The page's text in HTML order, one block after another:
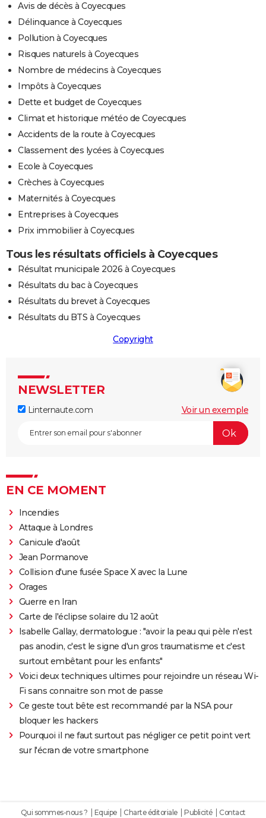
Avis de décès à Coyecques
Délinquance à Coyecques
Pollution à Coyecques
Risques naturels à Coyecques
Nombre de médecins à Coyecques
Impôts à Coyecques
Dette et budget de Coyecques
Climat et historique météo de Coyecques
Accidents de la route à Coyecques
Classement des lycées à Coyecques
Ecole à Coyecques
Crèches à Coyecques
Maternités à Coyecques
Entreprises à Coyecques
Prix immobilier à Coyecques
Tous les résultats officiels à Coyecques
Résultat municipale 2026 à Coyecques
Résultats du bac à Coyecques
Résultats du brevet à Coyecques
Résultats du BTS à Coyecques
Copyright
NEWSLETTER
Linternaute.com Voir un exemple
EN CE MOMENT
Incendies
Attaque à Londres
Canicule d'août
Jean Pormanove
Collision d'une fusée Space X avec la Lune
Orages
Guerre en Iran
Carte de l'éclipse solaire du 12 août
Isabelle Gallay, dermatologue : "avoir la peau qui pèle n'est
pas anodin, c'est le signe d'un gros traumatisme et c'est
surtout embêtant pour les enfants"
Voici deux techniques ultimes pour rejoindre un réseau Wi-
Fi sans connaitre son mot de passe
Ce geste tout bête est recommandé par la NSA pour
bloquer les hackers
Pourquoi il ne faut surtout pas négliger ce petit point vert
sur l'écran de votre smartphone
Qui sommes-nous ? Equipe Charte éditoriale Publicité Contact